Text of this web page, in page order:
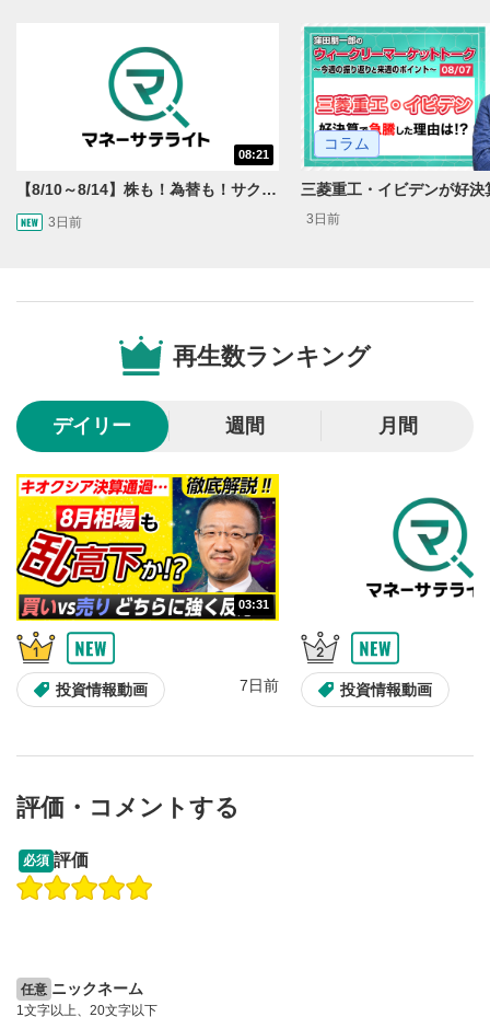
動画再生エリアをクリックすると、動画を再生または
操作メニュー
3
再生/一時停止
4
10秒戻し/10秒送り
10秒、動画を巻き戻し/早送りします。
5
シークバー
再生位置を示しています。再生したい位置をクリック
するとその位置から動画が再生されます。
6
画質/再生速度の設定
画質の選択/再生速度の変更ができます。
全画面表示
動画が全画面で表示されます。再度クリックすると元
のサイズに戻ります。
08:21
【8/10～8/14】株も！為替も！サクッと！来週のマーケット見通し＜Next View＞
3日前
コラム
3日前
再生数ランキング
デイリー 週間 月間
03:31
投資情報動画 7日前 投資情報動画
操作説明動画
評価・コメントする
必須 評価
任意 ニックネーム
1文字以上、20文字以下